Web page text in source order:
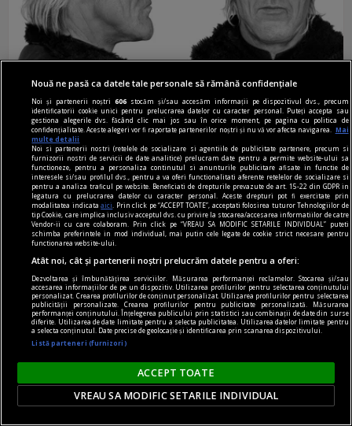
la fața timpului
Pletele celeste ale Stăpînului Planetelor
Cel puţin aceasta a fost informaţia care s-a
transmis în timp.
un sport la răsărit
Nouă ne pasă ca datele tale personale să rămână confidențiale
Noi și partenerii noștri606 stocăm și/sau accesăm informații pe dispozitivul dvs., precum
identificatorii cookie unici pentru prelucrarea datelor cu caracter personal. Puteți accepta sau
gestiona alegerile dvs. făcând clic mai jos sau în orice moment, pe pagina cu politica de
confidențialitate. Aceste alegeri vor fi raportate partenerilor noștri și nu vă vor afecta navigarea.
Mai
multe detalii
Noi si partenerii nostri (retelele de socializare si agentiile de publicitate partenere, precum si
furnizorii nostri de servicii de date analitice) prelucram date pentru a permite website-ului sa
functioneze, pentru a personaliza continutul si anunturile publicitare afisate in functie de
interesele si/sau profilul dvs., pentru a va oferi functionalitati aferente retelelor de socializare si
pentru a analiza traficul pe website. Beneficiati de drepturile prevazute de art. 15-22 din GDPR in
legatura cu prelucrarea datelor cu caracter personal. Aceste drepturi pot fi exercitate prin
modalitatea indicataaici
. Prin click pe “ACCEPT TOATE”, acceptati folosirea tuturor Tehnologiilor de
tip Cookie, care implica inclusiv acceptul dvs. cu privire la stocarea/accesarea informatiilor de catre
Vendor-ii cu care colaboram. Prin click pe “VREAU SA MODIFIC SETARILE INDIVIDUAL” puteti
schimba preferintele in mod individual, mai putin cele legate de cookie strict necesare pentru
functionarea website-ului.
Atât noi, cât și partenerii noștri prelucrăm datele pentru a oferi:
Dezvoltarea și îmbunătățirea serviciilor. Măsurarea performanței reclamelor. Stocarea și/sau
accesarea informațiilor de pe un dispozitiv. Utilizarea profilurilor pentru selectarea conținutului
personalizat. Crearea profilurilor de conținut personalizat. Utilizarea profilurilor pentru selectarea
publicității personalizate. Crearea profilurilor pentru publicitate personalizată. Măsurarea
performanței conținutului. Înțelegerea publicului prin statistici sau combinații de date din surse
diferite. Utilizarea de date limitate pentru a selecta publicitatea. Utilizarea datelor limitate pentru
a selecta conținutul. Date precise de geolocație și identificarea prin scanarea dispozitivului.
Listă parteneri (furnizori)
ACCEPT TOATE
VREAU SA MODIFIC SETARILE INDIVIDUAL